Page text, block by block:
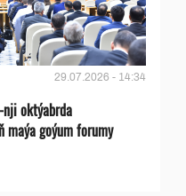
29.07.2026 - 14:34
nji oktýabrda
maýa goýum forumy